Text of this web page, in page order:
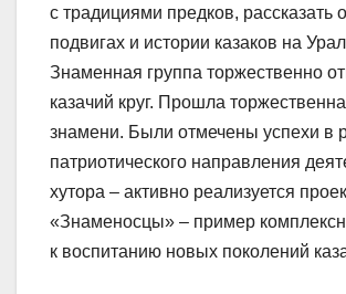
с традициями предков, рассказать
подвигах и истории казаков на
Знаменная группа торжественно
казачий круг. Прошла
знамени. Были отмечены успехи в
патриотического направления
хутора – активно реализуется
«Знаменосцы» – пример
к воспитанию новых поколений